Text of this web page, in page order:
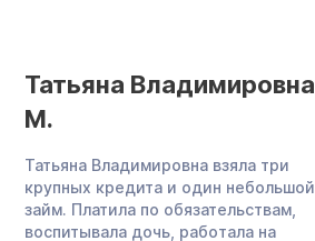
Татьяна Владимировна
М.
Татьяна Владимировна взяла три
крупных кредита и один небольшой
займ. Платила по обязательствам,
воспитывала дочь, работала на